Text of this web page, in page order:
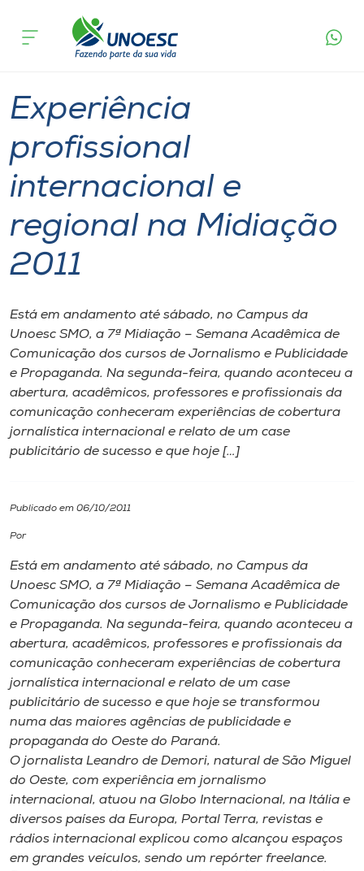
Cursos
Atendimento ao Estudante
Portal de Ensino
Internacionalização
I.nova
Diplomados
Biblioteca
Editora
Rádio
Museu
Unoesc
Store
acontece
Experiência
profissional
internacional e
regional na Midiação
2011
Está em andamento até sábado, no Campus da
Unoesc SMO, a 7ª Midiação – Semana Acadêmica de
Comunicação dos cursos de Jornalismo e Publicidade
e Propaganda. Na segunda-feira, quando aconteceu a
abertura, acadêmicos, professores e profissionais da
comunicação conheceram experiências de cobertura
jornalística internacional e relato de um case
publicitário de sucesso e que hoje […]
Publicado em 06/10/2011
Por
Está em andamento até sábado, no Campus da
Unoesc SMO, a 7ª Midiação – Semana Acadêmica de
Comunicação dos cursos de Jornalismo e Publicidade
e Propaganda. Na segunda-feira, quando aconteceu a
abertura, acadêmicos, professores e profissionais da
comunicação conheceram experiências de cobertura
jornalística internacional e relato de um case
publicitário de sucesso e que hoje se transformou
numa das maiores agências de publicidade e
propaganda do Oeste do Paraná.
O jornalista Leandro de Demori, natural de São Miguel
do Oeste, com experiência em jornalismo
internacional, atuou na Globo Internacional, na Itália e
diversos países da Europa, Portal Terra, revistas e
rádios internacional explicou como alcançou espaços
em grandes veículos, sendo um repórter freelance.